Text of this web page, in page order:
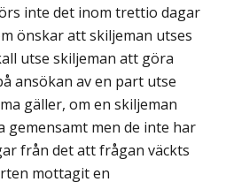
inte det inom trettio dagar
önskar att skiljeman utses
utse skiljeman att göra
ansökan av en part utse
gäller, om en skiljeman
gemensamt men de inte har
från det att frågan väckts
mottagit en